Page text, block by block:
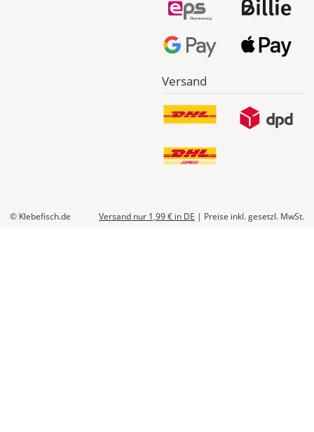
Versand
© Klebefisch.de Versand nur 1,99 € in DE | Preise inkl. gesetzl. MwSt.